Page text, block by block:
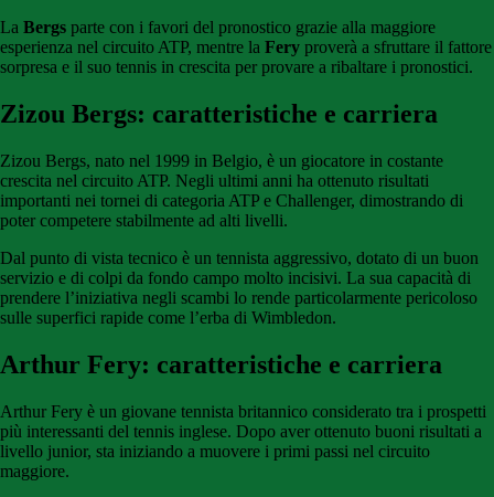
La Bergs parte con i favori del pronostico grazie alla maggiore
esperienza nel circuito ATP, mentre la Fery proverà a sfruttare il fattore
sorpresa e il suo tennis in crescita per provare a ribaltare i pronostici.
Zizou Bergs: caratteristiche e carriera
Zizou Bergs, nato nel 1999 in Belgio, è un giocatore in costante
crescita nel circuito ATP. Negli ultimi anni ha ottenuto risultati
importanti nei tornei di categoria ATP e Challenger, dimostrando di
poter competere stabilmente ad alti livelli.
Dal punto di vista tecnico è un tennista aggressivo, dotato di un buon
servizio e di colpi da fondo campo molto incisivi. La sua capacità di
prendere l’iniziativa negli scambi lo rende particolarmente pericoloso
sulle superfici rapide come l’erba di Wimbledon.
Arthur Fery: caratteristiche e carriera
Arthur Fery è un giovane tennista britannico considerato tra i prospetti
più interessanti del tennis inglese. Dopo aver ottenuto buoni risultati a
livello junior, sta iniziando a muovere i primi passi nel circuito
maggiore.